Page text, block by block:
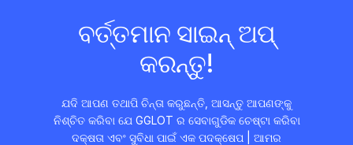
ବର୍ତ୍ତମାନ ସାଇନ୍ ଅପ୍
କରନ୍ତୁ!
ଯଦି ଆପଣ ତଥାପି ଚିନ୍ତା କରୁଛନ୍ତି, ଆସନ୍ତୁ ଆପଣଙ୍କୁ
ନିଶ୍ଚିତ କରିବା ଯେ GGLOT ର ସେବାଗୁଡିକ ଚେଷ୍ଟା କରିବା
ଦକ୍ଷତା ଏବଂ ସୁବିଧା ପାଇଁ ଏକ ପଦକ୍ଷେପ | ଆମର